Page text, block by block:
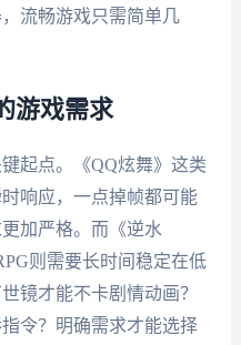
流畅游戏只需简单几
游戏需求
起点。《QQ炫舞》这类
响应，一点掉帧都可能
加严格。而《逆水
则需要长时间稳定在低
镜才能不卡剧情动画？
令？明确需求才能选择